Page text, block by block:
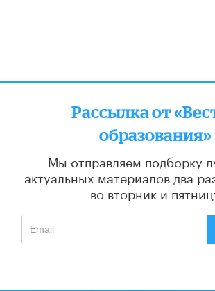
Рассылка от
образования»
Мы отправляем подборку
актуальных материалов два
во вторник и